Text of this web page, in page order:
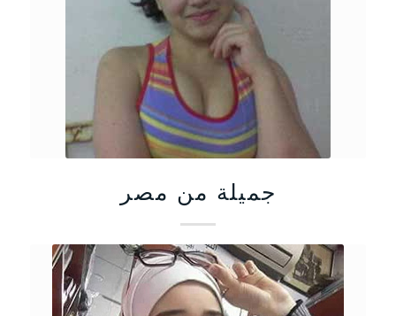
جميلة من مصر